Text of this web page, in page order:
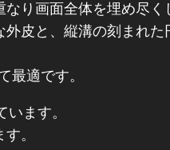
り画面全体を埋め尽く
皮と、縦溝の刻まれ
最適です。
ます。
。